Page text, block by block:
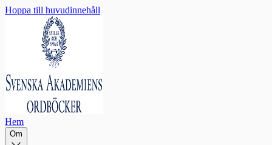
Hoppa till huvudinnehåll
Hem
Om